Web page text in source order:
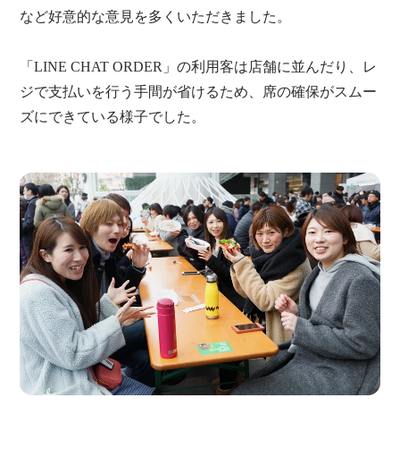
など好意的な意見を多くいただきました。
「LINE CHAT ORDER」の利用客は店舗に並んだり、レ
ジで支払いを行う手間が省けるため、席の確保がスムー
ズにできている様子でした。